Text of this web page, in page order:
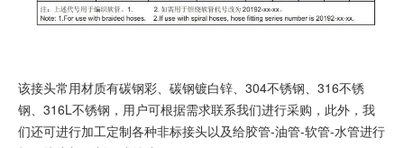
该接头常用材质有碳钢彩、碳钢镀白锌、304不锈钢、316不锈
钢、316L不锈钢，用户可根据需求联系我们进行采购，此外，我
们还可进行加工定制各种非标接头以及给胶管-油管-软管-水管进行